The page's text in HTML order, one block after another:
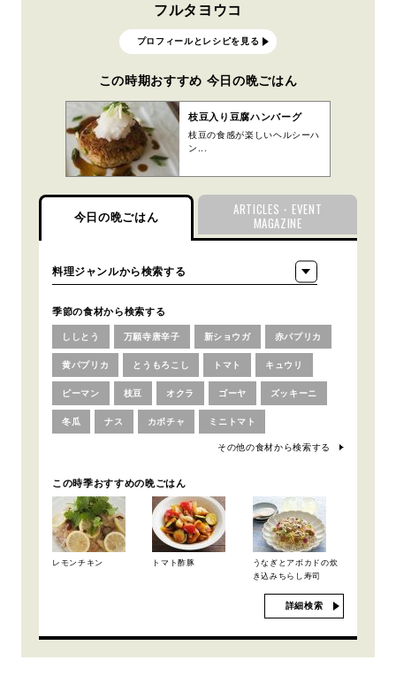
フルタヨウコ
プロフィールとレシピを見る
この時期おすすめ 今日の晩ごはん
枝豆入り豆腐ハンバーグ
枝豆の食感が楽しいヘルシーハ
ン...
今日の晩ごはん
ARTICLES・EVENT
MAGAZINE
季節の食材から検索する
ししとう 万願寺唐辛子 新ショウガ 赤パプリカ
黄パプリカ とうもろこし トマト キュウリ
ピーマン 枝豆 オクラ ゴーヤ ズッキーニ
冬瓜 ナス カボチャ ミニトマト
その他の食材から検索する
この時季おすすめの晩ごはん
レモンチキン トマト酢豚
うなぎとアボカドの炊
き込みちらし寿司
詳細検索